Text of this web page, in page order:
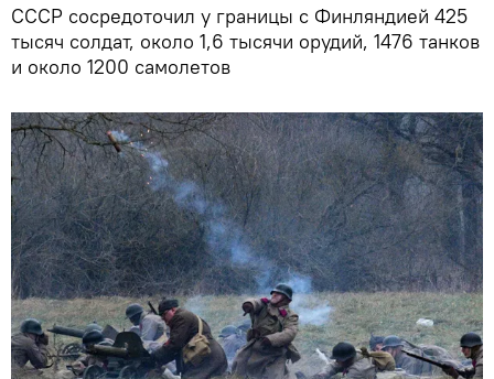
СССР сосредоточил у границы с Финляндией 425
тысяч солдат, около 1,6 тысячи орудий, 1476 танков
и около 1200 самолетов